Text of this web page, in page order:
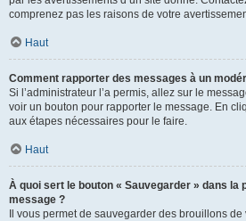
comprenez pas les raisons de votre
Haut
Comment rapporter des messages à un
Si l’administrateur l’a permis, allez sur le
voir un bouton pour rapporter le message. En
aux étapes nécessaires pour le faire.
Haut
À quoi sert le bouton « Sauvegarder » dans la
message ?
Il vous permet de sauvegarder des brouillons